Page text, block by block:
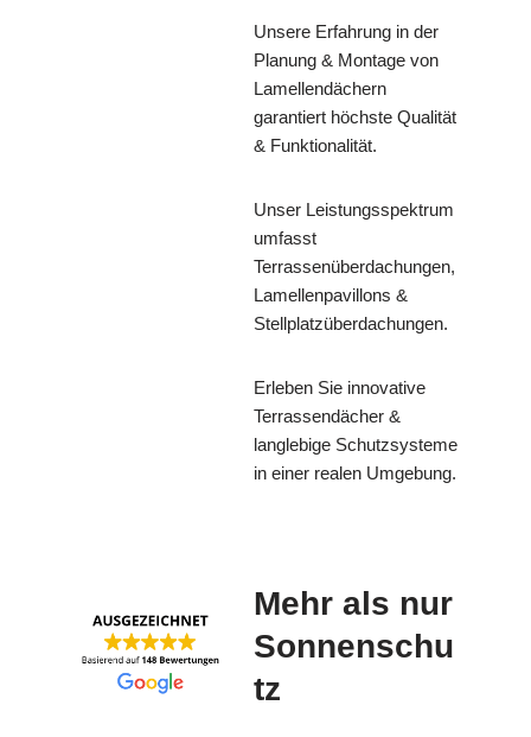
Unsere Erfahrung in der
Planung & Montage von
Lamellendächern
garantiert höchste Qualität
& Funktionalität.
Unser Leistungsspektrum
umfasst
Terrassenüberdachungen,
Lamellenpavillons &
Stellplatzüberdachungen.
Erleben Sie innovative
Terrassendächer &
langlebige Schutzsysteme
in einer realen Umgebung.
Mehr als nur
Sonnenschu
tz